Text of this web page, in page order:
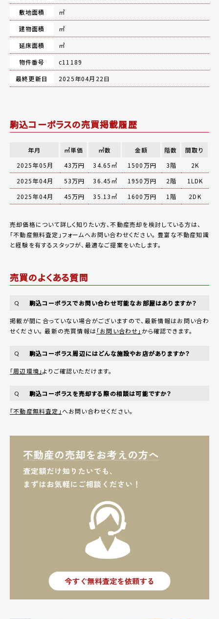
敷地面積
㎡
建物面積
㎡
延床面積
㎡
物件番号
c11189
最終更新日
2025年04月22日
駒込コーポラスの売買掲載履歴
年月 ㎡単価 ㎡数 金額 階数
間取り
2025年05月
43万円 34.65㎡ 1500万円 3階
2K
2025年04月
53万円 36.45㎡ 1950万円 2階
1LDK
2025年04月
45万円 35.13㎡ 1600万円 1階 2DK
売却価格について詳しく知りたい方、不動産売却を検討している方は、
「不動産無料査定 」フォームへお問い合わせください。 豊富な不動産知識
と経験を有するスタッフが、最適なご提案をいたします。
売買のよくある質問
Q 駒込コーポラスでお問い合わせ可能なお部屋はありますか？
掲載が間に合っていない場合がございますので、最新情報はお問い合わ
せください。 最新の売買情報は「お問い合わせ」 から確認できます。
Q 駒込コーポラス周辺にはどんな施設やお店がありますか？
「周辺環境」よりご確認いただけます。
Q 駒込コーポラスを売却する際の相談は可能ですか？
「不動産無料査定」へお問い合わせください。